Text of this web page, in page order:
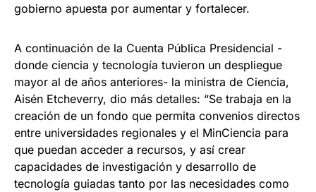
gobierno apuesta por aumentar y fortalecer.
A continuación de la Cuenta Pública Presidencial -
donde ciencia y tecnología tuvieron un despliegue
mayor al de años anteriores- la ministra de Ciencia,
Aisén Etcheverry, dio más detalles: “Se trabaja en la
creación de un fondo que permita convenios directos
entre universidades regionales y el MinCiencia para
que puedan acceder a recursos, y así crear
capacidades de investigación y desarrollo de
tecnología guiadas tanto por las necesidades como